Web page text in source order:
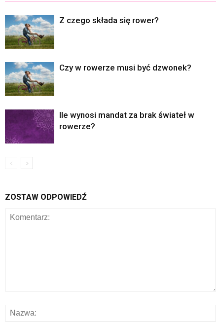
Z czego składa się rower?
Czy w rowerze musi być dzwonek?
Ile wynosi mandat za brak świateł w
rowerze?
ZOSTAW ODPOWIEDŹ